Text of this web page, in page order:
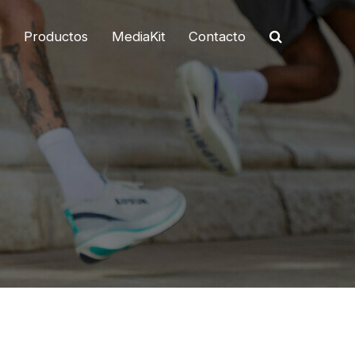
Productos MediaKit Contacto